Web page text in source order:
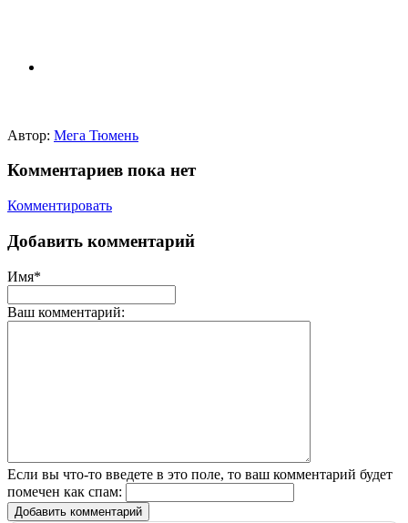
Автор: Мега Тюмень
Комментариев пока нет
Комментировать
Добавить комментарий
Имя*
Ваш комментарий:
Если вы что-то введете в это поле, то ваш комментарий будет
помечен как спам:
Добавить комментарий